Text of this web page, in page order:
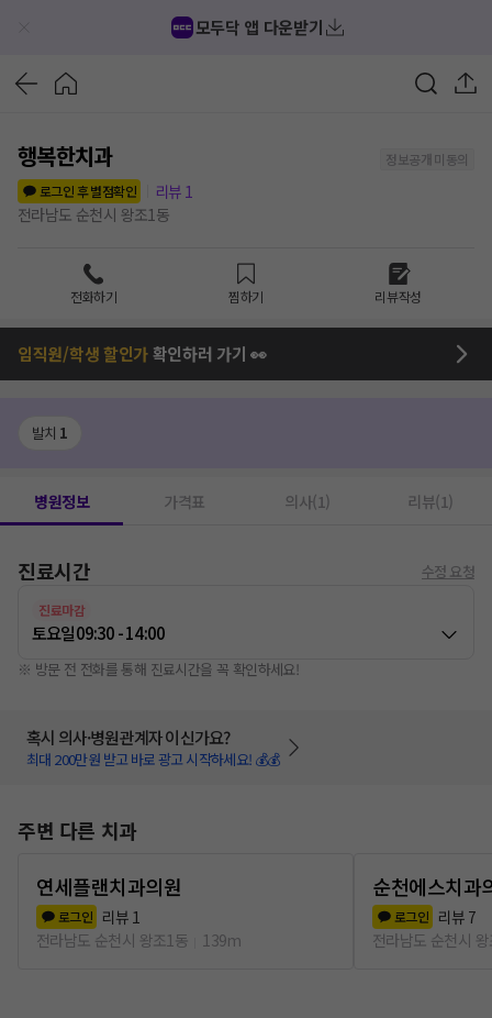
모두닥 앱 다운받기
행복한치과
정보공개 미동의
로그인 후 별점확인
리뷰 1
전라남도 순천시 왕조1동
전화하기 찜하기 리뷰작성
임직원/학생 할인가확인하러 가기 👀
발치 1
병원정보 가격표 의사(1) 리뷰(1)
진료시간 수정 요청
진료마감
토요일09:30 - 14:00
※ 방문 전 전화를 통해 진료시간을 꼭 확인하세요!
혹시 의사·병원관계자 이신가요?
최대 200만원 받고 바로 광고 시작하세요! 💰💰
주변 다른 치과
연세플랜치과의원
로그인 리뷰 1
전라남도 순천시 왕조1동
139m
순천에스치과
로그인 리뷰 7
전라남도 순천시